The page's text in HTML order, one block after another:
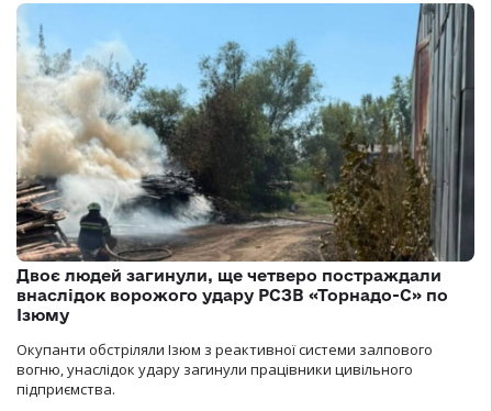
Двоє людей загинули, ще четверо постраждали
внаслідок ворожого удару РСЗВ «Торнадо-С» по
Ізюму
Окупанти обстріляли Ізюм з реактивної системи залпового
вогню, унаслідок удару загинули працівники цивільного
підприємства.